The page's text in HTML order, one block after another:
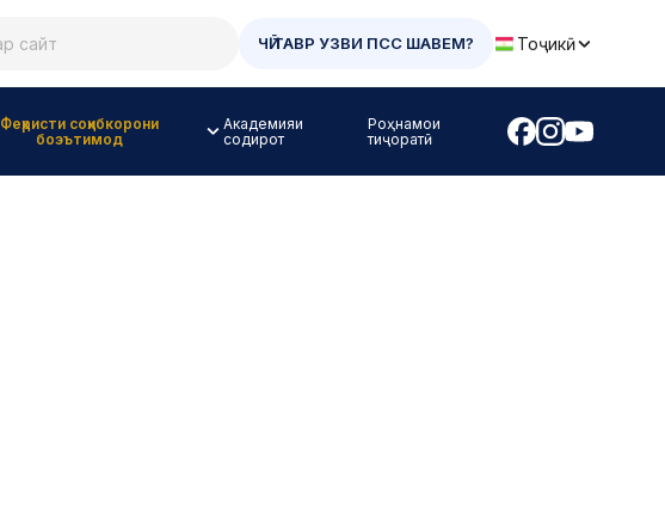
ЧӢ ТАВР УЗВИ ПСС ШАВЕМ? Тоҷикӣ
Феҳристи соҳибкорони
боэътимод
Академияи
содирот
Роҳнамои
тиҷоратӣ